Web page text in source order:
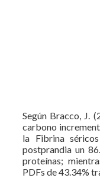
Según Bracco, J.
carbono
la Fibrina
postprandia un
proteínas;
PDFs de 43.34%